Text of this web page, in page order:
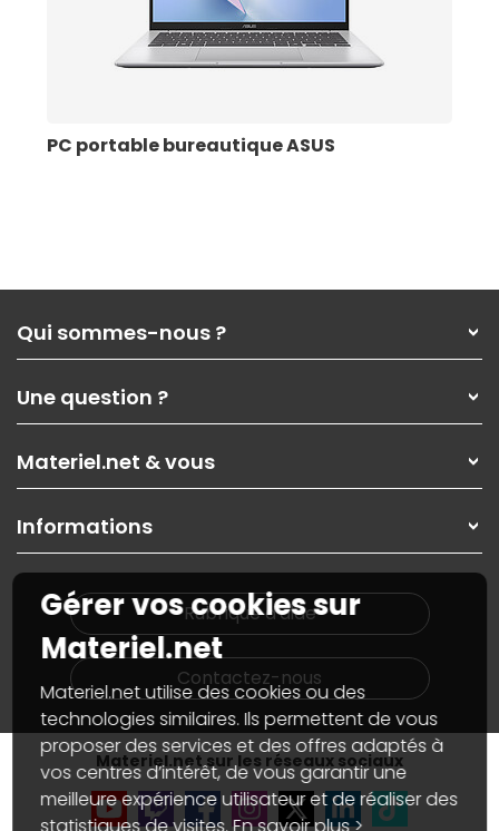
PC portable bureautique ASUS
Qui sommes-nous ?
Nos services
Les magasins Materiel.net
Nos solutions pour les pros
Contactez-nous
Une question ?
Paiement, livraison
Garanties,Pack Zen
SAV, demander un retour
Informations
Materiel.net & vous
On rachète votre carte graphique
PC sur mesure : Votre RDV personnalisé
Notre démarche écologique
Materiel.net recrute
Notre programme d'affiliation
Partenariat & Sponsoring
Informations
Plan du site
Nos marques
Conditions générales de vente
Marketplace
Informations légales
Données personnelles etcookies
Gérer vos cookies
Accessibilité : non conforme
Rubrique d'aide
Contactez-nous
Materiel.net sur les réseaux sociaux
Gérer vos cookies sur
Materiel.net
Materiel.net utilise des cookies ou des
technologies similaires. Ils permettent de vous
proposer des services et des offres adaptés à
vos centres d’intérêt, de vous garantir une
meilleure expérience utilisateur et de réaliser des